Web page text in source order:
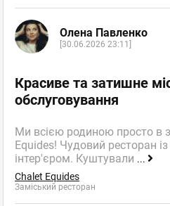
Олена Павленко
[30.06.2026 23:11]
Красиве та затишне
обслуговування
Ми всією родиною просто в
Equides! Чудовий ресторан
інтер'єром. Куштували ...
Chalet Equides
Заміський ресторан